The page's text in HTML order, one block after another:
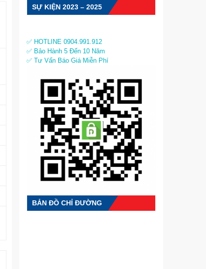
SỰ KIỆN 2023 – 2025
✅ HOTLINE 0904.991.912
✅ Bảo Hành 5 Đến 10 Năm
✅ Tư Vấn Báo Giá Miễn Phí
BẢN ĐỒ CHỈ ĐƯỜNG